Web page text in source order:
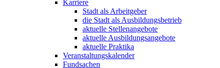
Karriere
Stadt als Arbeitgeber
die Stadt als Ausbildungsbetrieb
aktuelle Stellenangebote
aktuelle Ausbildungsangebote
aktuelle Praktika
Veranstaltungskalender
Fundsachen